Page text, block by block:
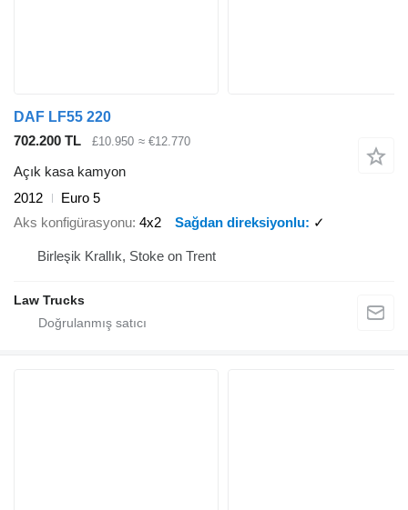
DAF LF55 220
702.200 TL
£10.950 ≈ €12.770
Açık kasa kamyon
2012
Euro 5
Aks konfigürasyonu 4x2 Sağdan direksiyonlu ✓
Birleşik Krallık, Stoke on Trent
Law Trucks